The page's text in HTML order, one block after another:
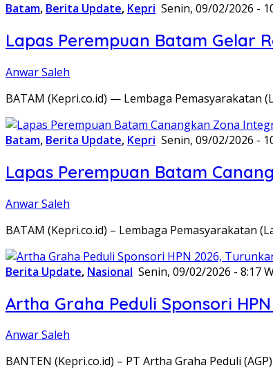
Batam, Berita Update, Kepri Senin, 09/02/2026 -
Lapas Perempuan Batam Gelar
Anwar Saleh
BATAM (Kepri.co.id) — Lembaga Pemasyarakatan
Batam, Berita Update, Kepri Senin, 09/02/2026 -
Lapas Perempuan Batam
Anwar Saleh
BATAM (Kepri.co.id) – Lembaga Pemasyarakatan
Berita Update, Nasional Senin, 09/02/2026 - 8:17
Artha Graha Peduli Sponsori
Anwar Saleh
BANTEN (Kepri.co.id) – PT Artha Graha Peduli